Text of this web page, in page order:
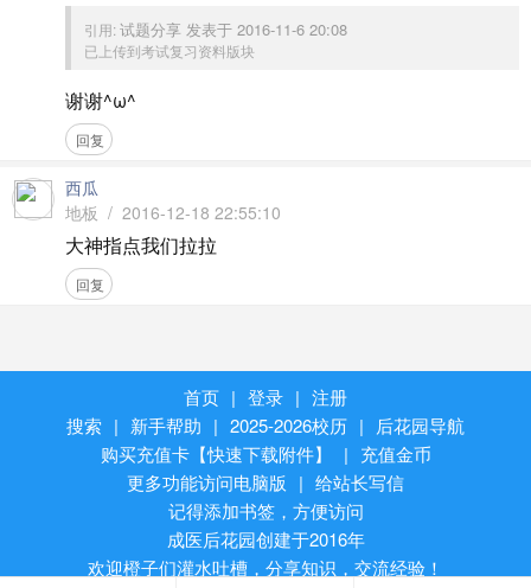
引用: 试题分享 发表于 2016-11-6 20:08
已上传到考试复习资料版块
谢谢^ω^
回复
西瓜
地板 / 2016-12-18 22:55:10
大神指点我们拉拉
回复
首页 | 登录 | 注册
搜索 | 新手帮助 | 2025-2026校历 |
后花园导航
购买充值卡【快速下载附件】
| 充值金币
更多功能访问电脑版 | 给站长写信
记得添加书签，方便访问
成医后花园创建于2016年
欢迎橙子们灌水吐槽，分享知识，交流经验！